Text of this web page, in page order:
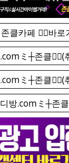
존클카페 ❤️‍🔥바로